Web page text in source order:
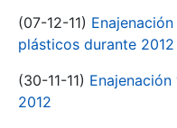
(07-12-11)
plásticos durante 2012
(30-11-11)
2012